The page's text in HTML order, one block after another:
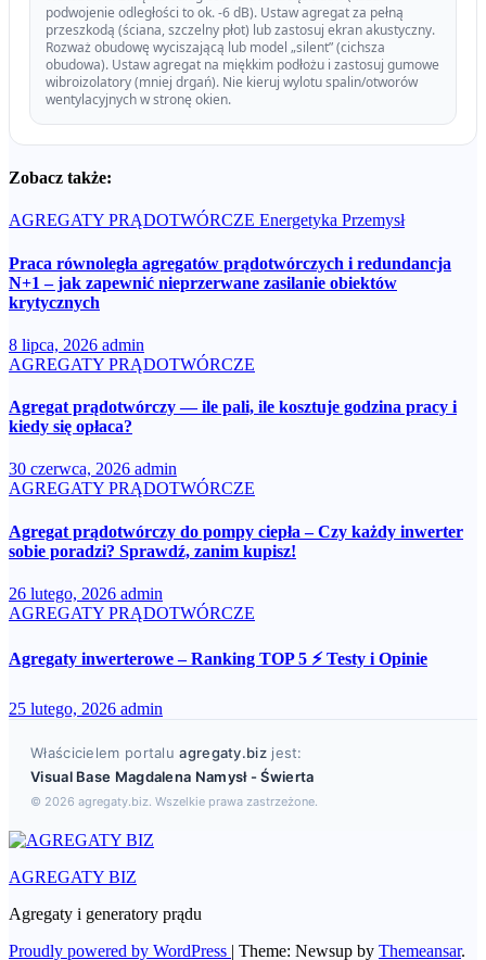
podwojenie odległości to ok. -6 dB). Ustaw agregat za pełną
przeszkodą (ściana, szczelny płot) lub zastosuj ekran akustyczny.
Rozważ obudowę wyciszającą lub model „silent” (cichsza
obudowa). Ustaw agregat na miękkim podłożu i zastosuj gumowe
wibroizolatory (mniej drgań). Nie kieruj wylotu spalin/otworów
wentylacyjnych w stronę okien.
Zobacz także:
AGREGATY PRĄDOTWÓRCZE Energetyka Przemysł
Praca równoległa agregatów prądotwórczych i redundancja
N+1 – jak zapewnić nieprzerwane zasilanie obiektów
krytycznych
8 lipca, 2026 admin
AGREGATY PRĄDOTWÓRCZE
Agregat prądotwórczy — ile pali, ile kosztuje godzina pracy i
kiedy się opłaca?
30 czerwca, 2026 admin
AGREGATY PRĄDOTWÓRCZE
Agregat prądotwórczy do pompy ciepła – Czy każdy inwerter
sobie poradzi? Sprawdź, zanim kupisz!
26 lutego, 2026 admin
AGREGATY PRĄDOTWÓRCZE
Agregaty inwerterowe – Ranking TOP 5 ⚡ Testy i Opinie
25 lutego, 2026 admin
Właścicielem portaluagregaty.bizjest:
Visual Base Magdalena Namysł - Świerta
© 2026 agregaty.biz. Wszelkie prawa zastrzeżone.
AGREGATY BIZ
Agregaty i generatory prądu
Proudly powered by WordPress | Theme: Newsup by Themeansar.